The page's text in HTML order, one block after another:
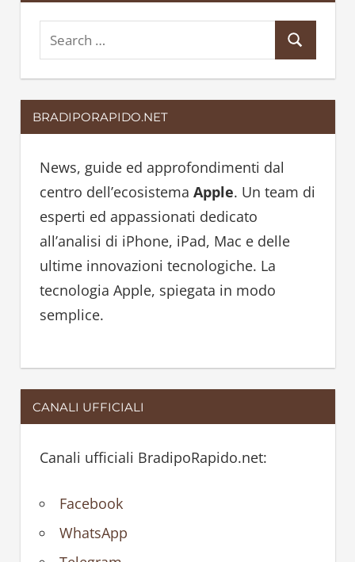
e
a
r
c
e
a
BRADIPORAPIDO.NET
News, guide ed approfondimenti dal
centro dell’ecosistema Apple. Un team di
esperti ed appassionati dedicato
all’analisi di iPhone, iPad, Mac e delle
ultime innovazioni tecnologiche. La
tecnologia Apple, spiegata in modo
semplice.
CANALI UFFICIALI
Canali ufficiali BradipoRapido.net:
Facebook
WhatsApp